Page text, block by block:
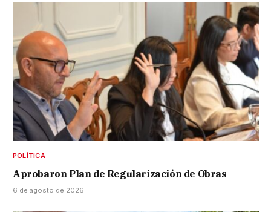
POLÍTICA
Aprobaron Plan de Regularización de Obras
6 de agosto de 2026